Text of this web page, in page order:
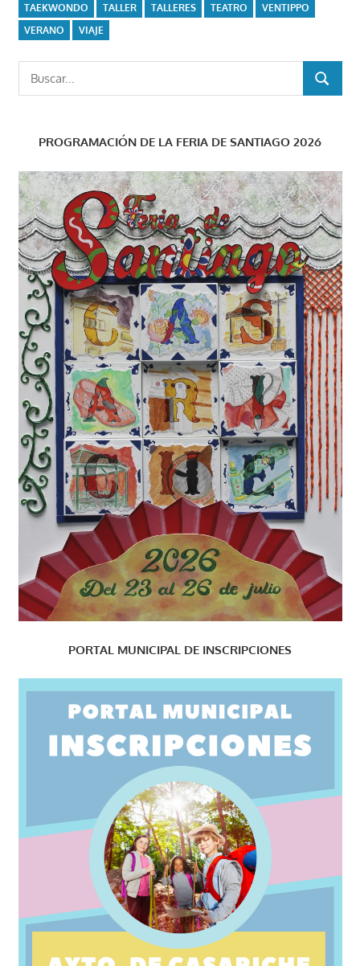
TAEKWONDO
TALLER TALLERES TEATRO
VENTIPPO
VERANO
VIAJE
Buscar:
BUSCAR
PROGRAMACIÓN DE LA FERIA DE SANTIAGO 2026
PORTAL MUNICIPAL DE INSCRIPCIONES